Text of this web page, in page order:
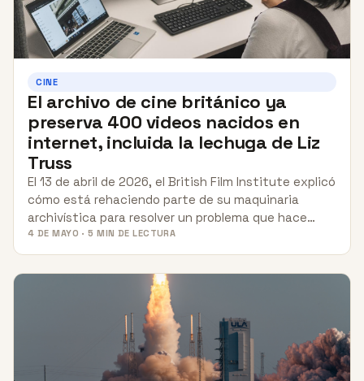
CINE
El archivo de cine británico ya
preserva 400 videos nacidos en
internet, incluida la lechuga de Liz
Truss
El 13 de abril de 2026, el British Film Institute explicó
cómo está rehaciendo parte de su maquinaria
archivística para resolver un problema que hace…
4 DE MAYO · 5 MIN DE LECTURA